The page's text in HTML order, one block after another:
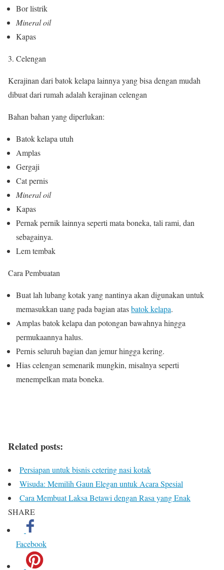
Bor listrik
Mineral oil
Kapas
Celengan
Kerajinan dari batok kelapa lainnya yang bisa dengan mudah
dibuat dari rumah adalah kerajinan celengan
Bahan bahan yang diperlukan:
Batok kelapa utuh
Amplas
Gergaji
Cat pernis
Mineral oil
Kapas
Pernak pernik lainnya seperti mata boneka, tali rami, dan
sebagainya.
Lem tembak
Cara Pembuatan
Buat lah lubang kotak yang nantinya akan digunakan untuk
memasukkan uang pada bagian atasbatok kelapa.
Amplas batok kelapa dan potongan bawahnya hingga
permukaannya halus.
Pernis seluruh bagian dan jemur hingga kering.
Hias celengan semenarik mungkin, misalnya seperti
menempelkan mata boneka.
Related posts:
Persiapan untuk bisnis cetering nasi kotak
Wisuda: Memilih Gaun Elegan untuk Acara Spesial
Cara Membuat Laksa Betawi dengan Rasa yang Enak
SHARE
Facebook